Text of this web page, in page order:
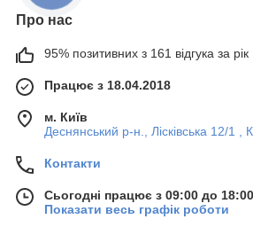
Про нас
95% позитивних з 161 відгука за рік
Працює з 18.04.2018
м. Київ
Деснянський р-н., Лісківська 12/1 ,
Контакти
Сьогодні працює з 09:00 до 18:00
Показати весь графік роботи